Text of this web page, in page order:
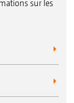
sur les